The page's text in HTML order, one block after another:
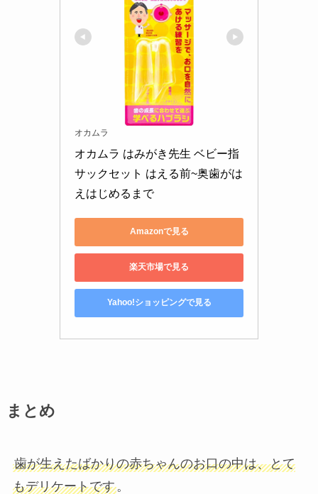
オカムラ
オカムラ はみがき先生 ベビー指
サックセット はえる前~奥歯がは
えはじめるまで
Amazonで見る
楽天市場で見る
Yahoo!ショッピングで見る
まとめ
歯が生えたばかりの赤ちゃんのお口の中は、とて
もデリケートです。